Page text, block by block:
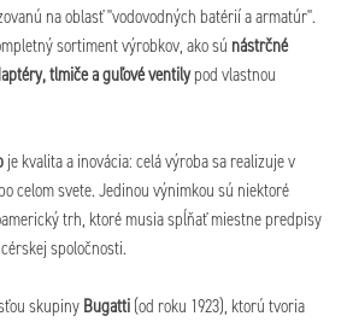
na oblasť "vodovodných batérií a armatúr".
sortiment výrobkov, ako sú nástrčné
tlmiče a guľové ventilypod vlastnou
je kvalita a inovácia: celá výroba sa realizuje v
celom svete. Jedinou výnimkou sú niektoré
trh, ktoré musia spĺňať miestne predpisy
spoločnosti.
skupiny Bugatti (od roku 1923), ktorú tvoria